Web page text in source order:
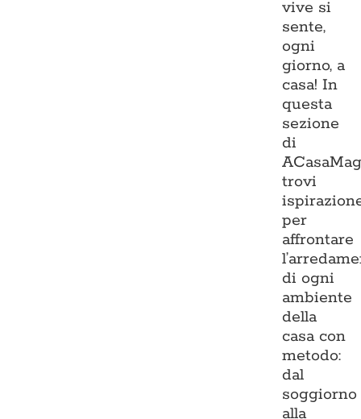
vive si
sente,
ogni
giorno, a
casa! In
questa
sezione
di
trovi
per
affrontare
di ogni
ambiente
della
casa con
metodo:
dal
soggiorno
alla